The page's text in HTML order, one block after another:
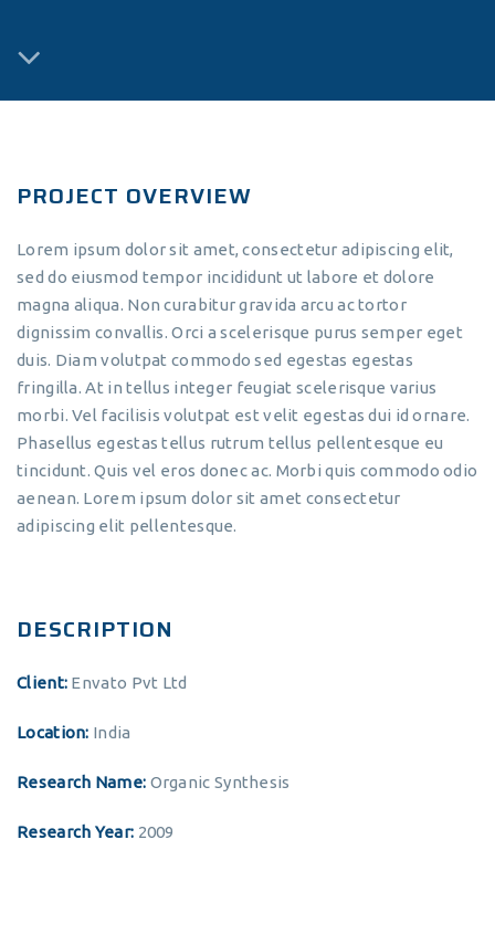
PROJECT OVERVIEW
Lorem ipsum dolor sit amet, consectetur adipiscing elit,
sed do eiusmod tempor incididunt ut labore et dolore
magna aliqua. Non curabitur gravida arcu ac tortor
dignissim convallis. Orci a scelerisque purus semper eget
duis. Diam volutpat commodo sed egestas egestas
fringilla. At in tellus integer feugiat scelerisque varius
morbi. Vel facilisis volutpat est velit egestas dui id ornare.
Phasellus egestas tellus rutrum tellus pellentesque eu
tincidunt. Quis vel eros donec ac. Morbi quis commodo odio
aenean. Lorem ipsum dolor sit amet consectetur
adipiscing elit pellentesque.
DESCRIPTION
Client: Envato Pvt Ltd
Location: India
Research Name: Organic Synthesis
Research Year: 2009